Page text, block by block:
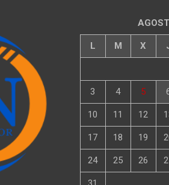
L M X
3 4 5
10 11 12
17 18 19
24 25 26